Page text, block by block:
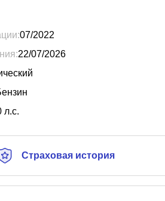
07/2022
22/07/2026
л.с.
Страховая история